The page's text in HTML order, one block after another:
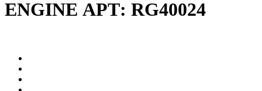
ENGINE АРТ: RG40024